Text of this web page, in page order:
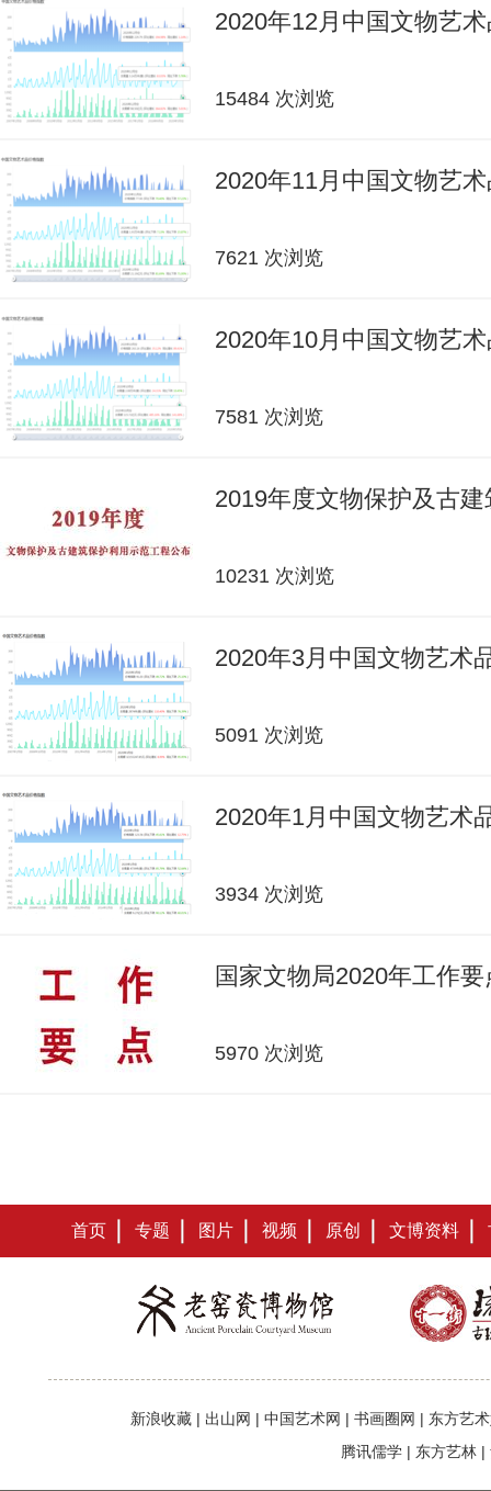
2020年12月中国文物艺
15484 次浏览
2020年11月中国文物艺
7621 次浏览
2020年10月中国文物艺
7581 次浏览
2019年度文物保护及古
10231 次浏览
2020年3月中国文物艺术
5091 次浏览
2020年1月中国文物艺术
3934 次浏览
国家文物局2020年工作要
5970 次浏览
首页 专题 图片 视频 原创 文博资料
新浪收藏 | 出山网 | 中国艺术网 | 书画圈网 | 东方艺
腾讯儒学 | 东方艺林 |